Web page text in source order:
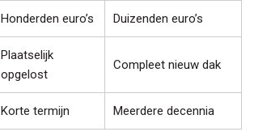
Honderden euro’s Duizenden euro’s
Plaatselijk
opgelost
Compleet nieuw dak
Korte termijn Meerdere decennia